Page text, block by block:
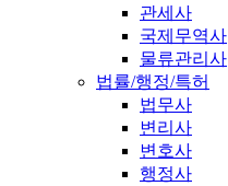
관세사
국제무역사
물류관리사
법률/행정/특허
법무사
변리사
변호사
행정사